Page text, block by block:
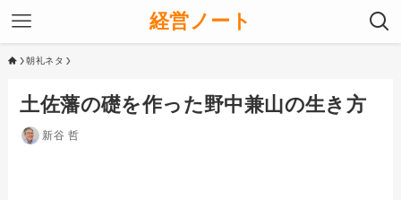
経営ノート
朝礼ネタ
土佐藩の礎を作った野中兼山の生き方
新谷 哲